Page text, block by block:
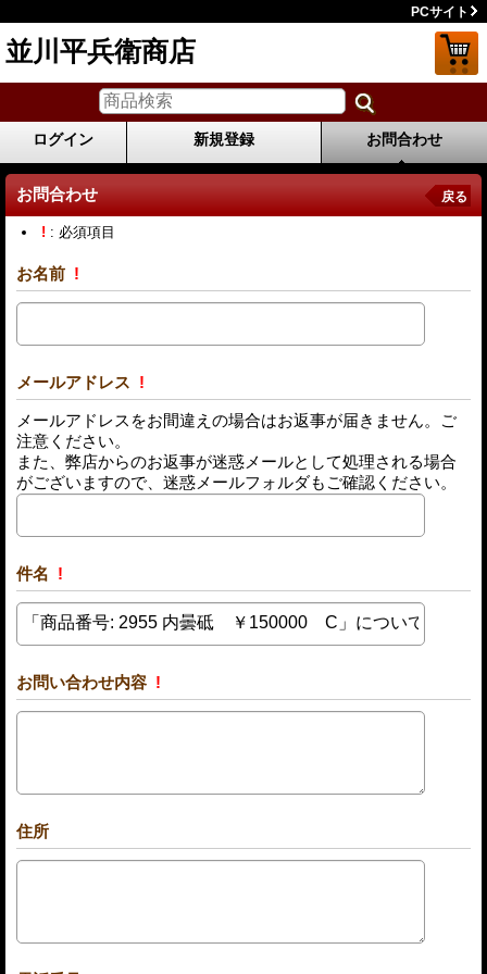
PCサイト
並川平兵衛商店
ログイン 新規登録 お問合わせ
お問合わせ 戻る
! : 必須項目
お名前 !
メールアドレス !
メールアドレスをお間違えの場合はお返事が届きません。ご
注意ください。
また、弊店からのお返事が迷惑メールとして処理される場合
がございますので、迷惑メールフォルダもご確認ください。
件名 !
お問い合わせ内容 !
住所